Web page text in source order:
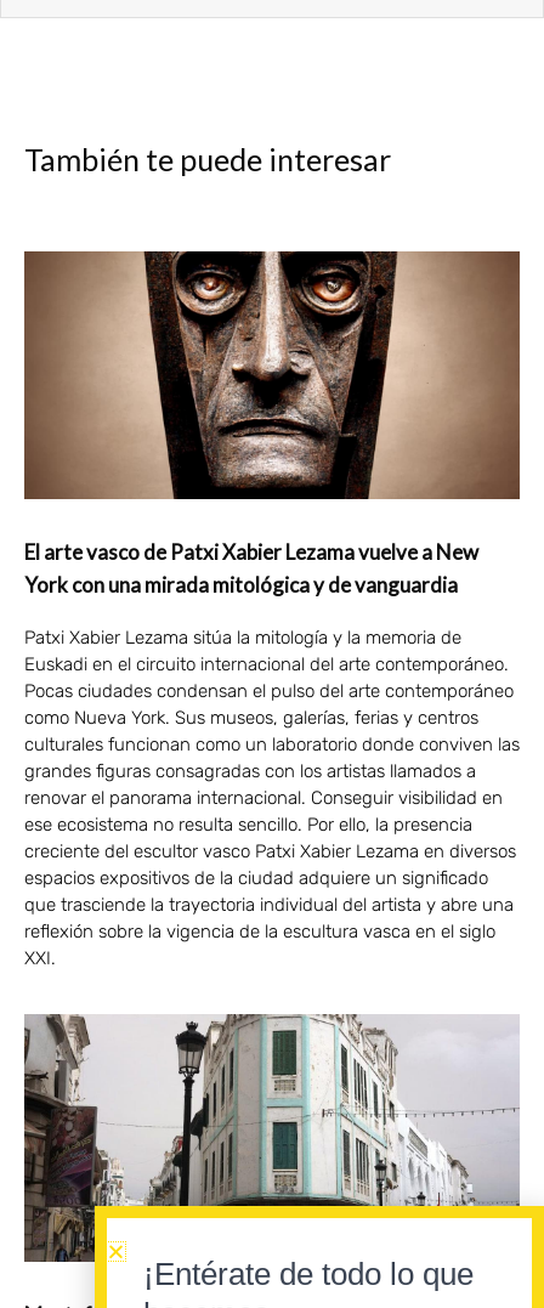
También te puede interesar
El arte vasco de Patxi Xabier Lezama vuelve a New
York con una mirada mitológica y de vanguardia
Patxi Xabier Lezama sitúa la mitología y la memoria de
Euskadi en el circuito internacional del arte contemporáneo.
Pocas ciudades condensan el pulso del arte contemporáneo
como Nueva York. Sus museos, galerías, ferias y centros
culturales funcionan como un laboratorio donde conviven las
grandes figuras consagradas con los artistas llamados a
renovar el panorama internacional. Conseguir visibilidad en
ese ecosistema no resulta sencillo. Por ello, la presencia
creciente del escultor vasco Patxi Xabier Lezama en diversos
espacios expositivos de la ciudad adquiere un significado
que trasciende la trayectoria individual del artista y abre una
reflexión sobre la vigencia de la escultura vasca en el siglo
XXI.
¡Entérate de todo lo que